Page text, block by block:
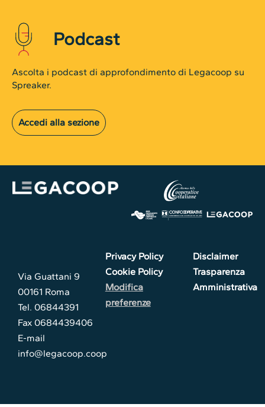
Podcast
Ascolta i podcast di approfondimento di Legacoop su
Spreaker.
Accedi alla sezione
Via Guattani 9
00161 Roma
Tel. 06844391
Fax 0684439406
E-mail
info@legacoop.coop
Privacy Policy
Cookie Policy
Modifica
preferenze
Disclaimer
Trasparenza
Amministrativa